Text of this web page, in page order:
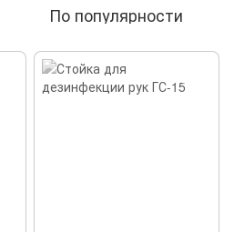
По популярности